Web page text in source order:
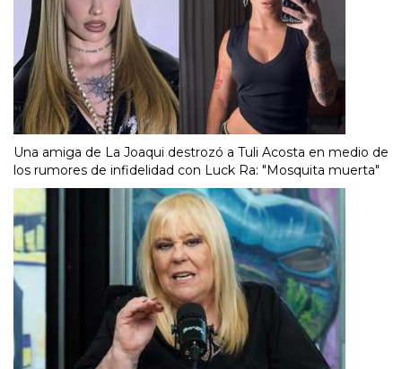
Una amiga de La Joaqui destrozó a Tuli Acosta en medio de
los rumores de infidelidad con Luck Ra: "Mosquita muerta"